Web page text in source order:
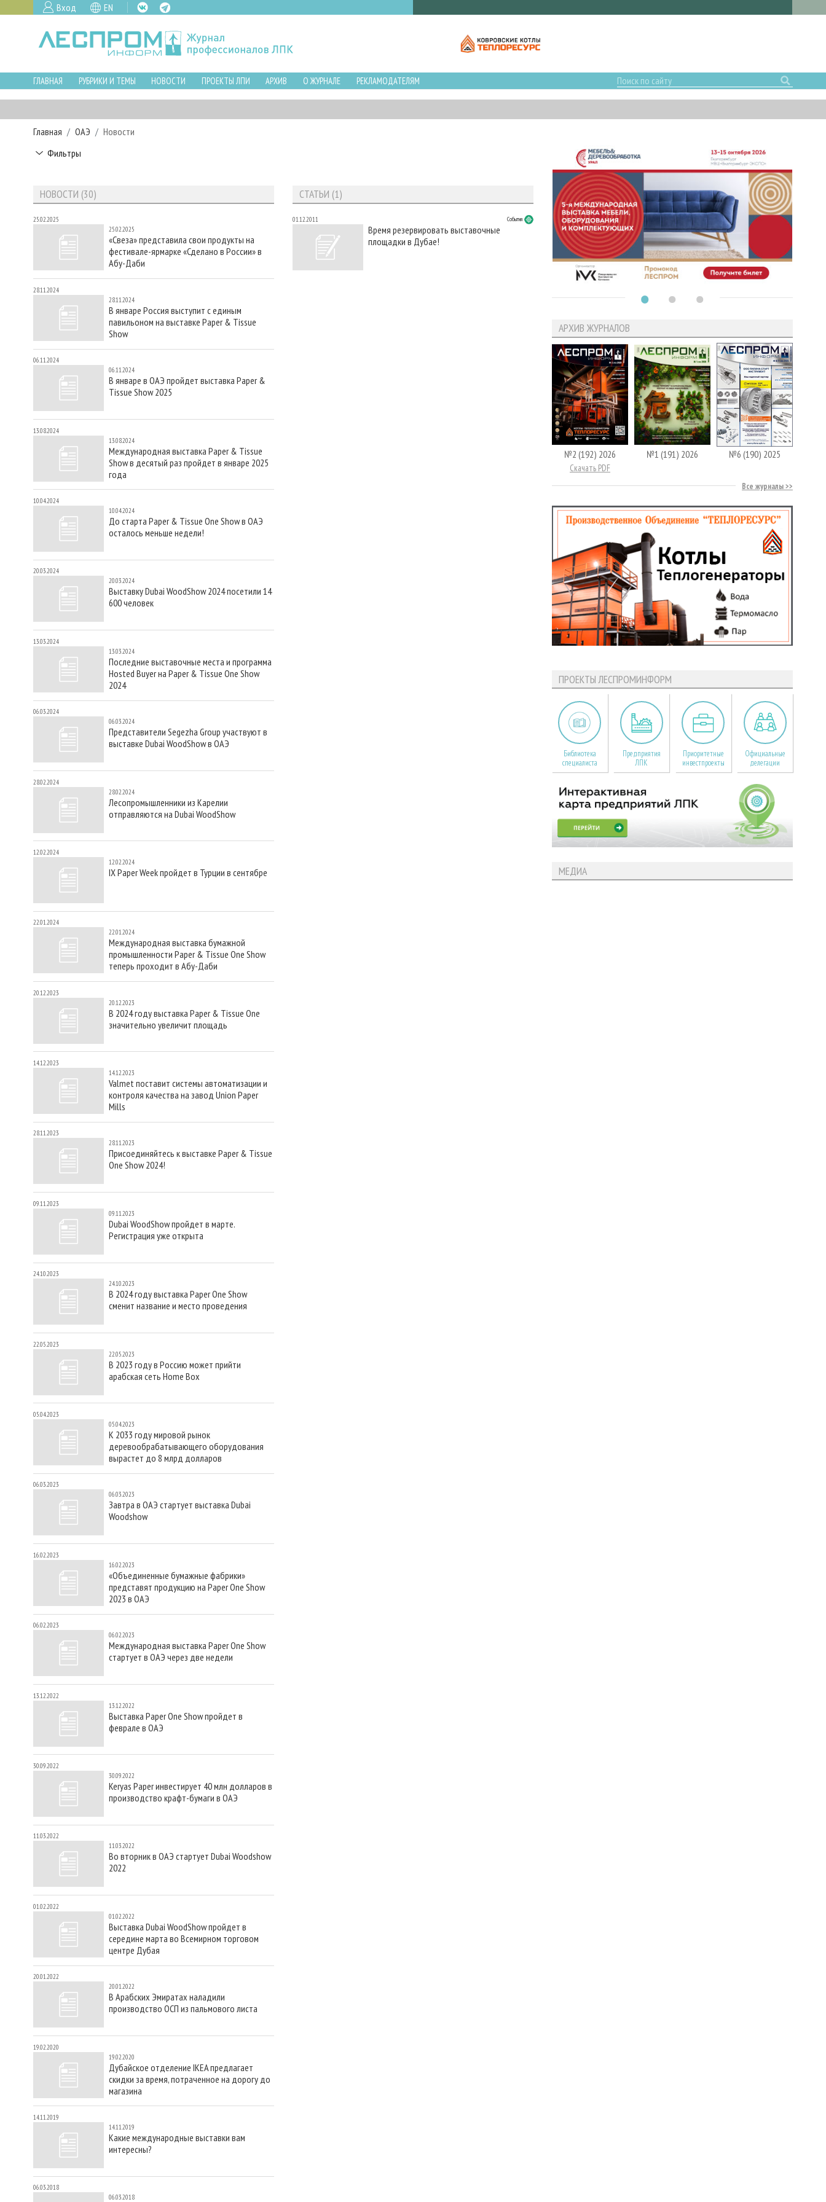
Вход EN
ГЛАВНАЯ РУБРИКИ И ТЕМЫ НОВОСТИ ПРОЕКТЫ ЛПИ АРХИВ О ЖУРНАЛЕ РЕКЛАМОДАТЕЛЯМ
Главная ОАЭ
Новости
Фильтры
НОВОСТИ (30)
25.02.2025
25.02.2025
«Свеза» представила свои продукты на
фестивале-ярмарке «Сделано в России» в
Абу-Даби
28.11.2024
28.11.2024
В январе Россия выступит с единым
павильоном на выставке Paper & Tissue
Show
06.11.2024
06.11.2024
В январе в ОАЭ пройдет выставка Paper &
Tissue Show 2025
13.08.2024
13.08.2024
Международная выставка Paper & Tissue
Show в десятый раз пройдет в январе 2025
года
10.04.2024
10.04.2024
До старта Paper & Tissue One Show в ОАЭ
осталось меньше недели!
20.03.2024
20.03.2024
Выставку Dubai WoodShow 2024 посетили 14
600 человек
13.03.2024
13.03.2024
Последние выставочные места и программа
Hosted Buyer на Paper & Tissue One Show
2024
06.03.2024
06.03.2024
Представители Segezha Group участвуют в
выставке Dubai WoodShow в ОАЭ
28.02.2024
28.02.2024
Лесопромышленники из Карелии
отправляются на Dubai WoodShow
12.02.2024
12.02.2024
IX Paper Week пройдет в Турции в сентябре
22.01.2024
22.01.2024
Международная выставка бумажной
промышленности Paper & Tissue One Show
теперь проходит в Абу-Даби
20.12.2023
20.12.2023
В 2024 году выставка Paper & Tissue One
значительно увеличит площадь
14.12.2023
14.12.2023
Valmet поставит системы автоматизации и
контроля качества на завод Union Paper
Mills
28.11.2023
28.11.2023
Присоединяйтесь к выставке Paper & Tissue
One Show 2024!
09.11.2023
09.11.2023
Dubai WoodShow пройдет в марте.
Регистрация уже открыта
24.10.2023
24.10.2023
В 2024 году выставка Paper One Show
сменит название и место проведения
22.05.2023
22.05.2023
В 2023 году в Россию может прийти
арабская сеть Home Box
05.04.2023
05.04.2023
К 2033 году мировой рынок
деревообрабатывающего оборудования
вырастет до 8 млрд долларов
06.03.2023
06.03.2023
Завтра в ОАЭ стартует выставка Dubai
Woodshow
16.02.2023
16.02.2023
«Объединенные бумажные фабрики»
представят продукцию на Paper One Show
2023 в ОАЭ
06.02.2023
06.02.2023
Международная выставка Paper One Show
стартует в ОАЭ через две недели
13.12.2022
13.12.2022
Выставка Paper One Show пройдет в
феврале в ОАЭ
30.09.2022
30.09.2022
Keryas Paper инвестирует 40 млн долларов в
производство крафт-бумаги в ОАЭ
11.03.2022
11.03.2022
Во вторник в ОАЭ стартует Dubai Woodshow
2022
01.02.2022
01.02.2022
Выставка Dubai WoodShow пройдет в
середине марта во Всемирном торговом
центре Дубая
20.01.2022
20.01.2022
В Арабских Эмиратах наладили
производство ОСП из пальмового листа
19.02.2020
19.02.2020
Дубайское отделение IKEA предлагает
скидки за время, потраченное на дорогу до
магазина
14.11.2019
14.11.2019
Какие международные выставки вам
интересны?
06.03.2018
06.03.2018
СТАТЬИ (1)
01.12.2011 События
Время резервировать выставочные
площадки в Дубае!
АРХИВ ЖУРНАЛОВ
№2 (192) 2026
Скачать PDF
№1 (191) 2026 №6 (190) 2025
Все журналы
ПРОЕКТЫ ЛЕСПРОМИНФОРМ
Библиотека
специалиста
Предприятия
ЛПК
Приоритетные
инвестпроекты
Официальные
делегации
МЕДИА